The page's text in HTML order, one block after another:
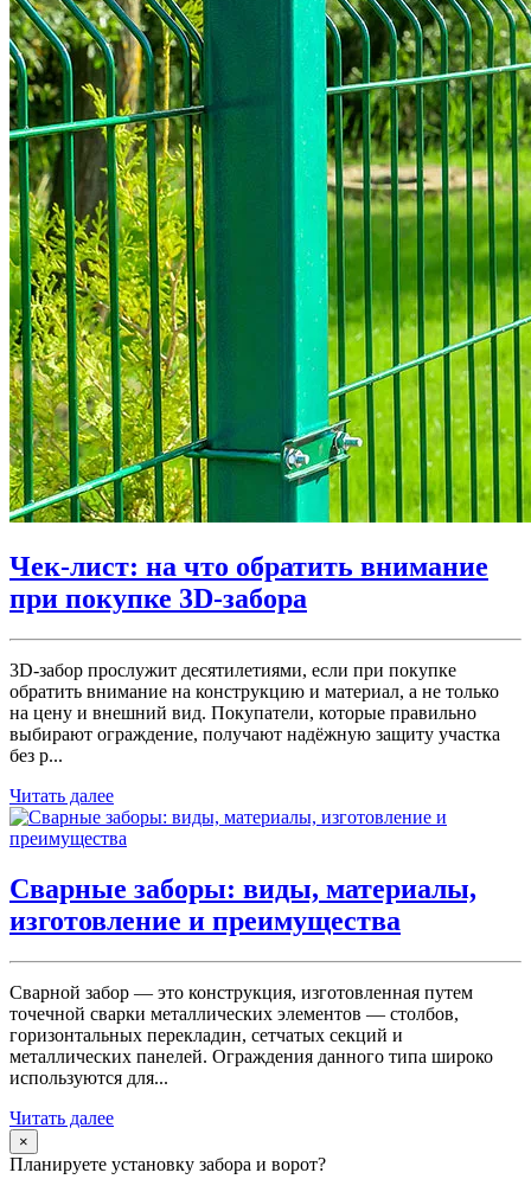
Чек-лист: на что обратить внимание
при покупке 3D-забора
3D-забор прослужит десятилетиями, если при покупке
обратить внимание на конструкцию и материал, а не только
на цену и внешний вид. Покупатели, которые правильно
выбирают ограждение, получают надёжную защиту участка
без р...
Читать далее
Сварные заборы: виды, материалы,
изготовление и преимущества
Сварной забор — это конструкция, изготовленная путем
точечной сварки металлических элементов — столбов,
горизонтальных перекладин, сетчатых секций и
металлических панелей. Ограждения данного типа широко
используются для...
Читать далее
×
Планируете установку забора и ворот?